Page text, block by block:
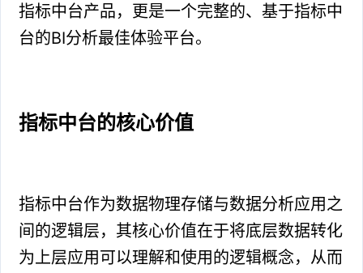
指标中台产品，更是一个完整的、基于指标中
台的BI分析最佳体验平台。
指标中台的核心价值
指标中台作为数据物理存储与数据分析应用之
间的逻辑层，其核心价值在于将底层数据转化
为上层应用可以理解和使用的逻辑概念，从而